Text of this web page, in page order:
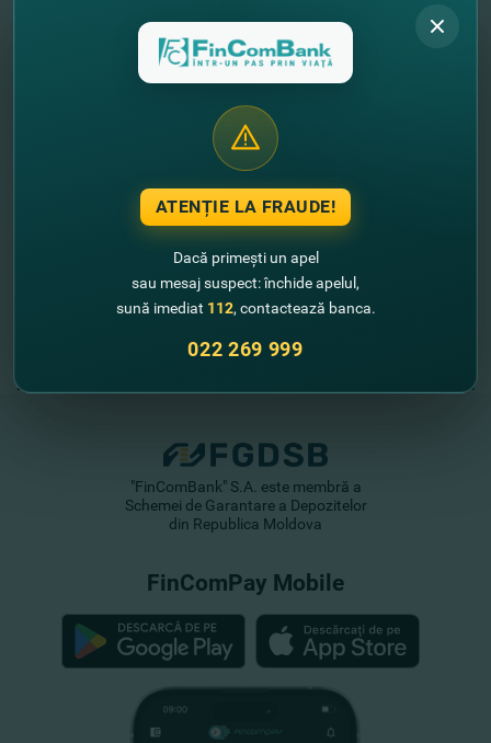
Alte noutăţi
"FinComBank" S.A. este membră a
Schemei de Garantare a Depozitelor
din Republica Moldova
FinComPay Mobile
ATENȚIE LA FRAUDE!
Dacă primești un apel
sau mesaj suspect: închide apelul,
sună imediat 112, contactează banca.
022 269 999